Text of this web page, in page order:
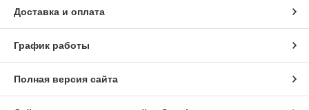
Доставка и оплата
График работы
Полная версия сайта